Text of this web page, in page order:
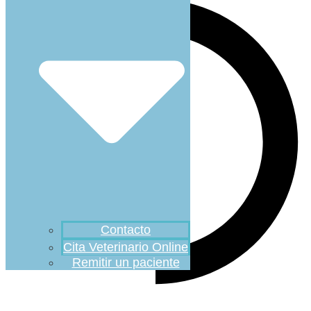
Contacto
Cita Veterinario Online
Remitir un paciente